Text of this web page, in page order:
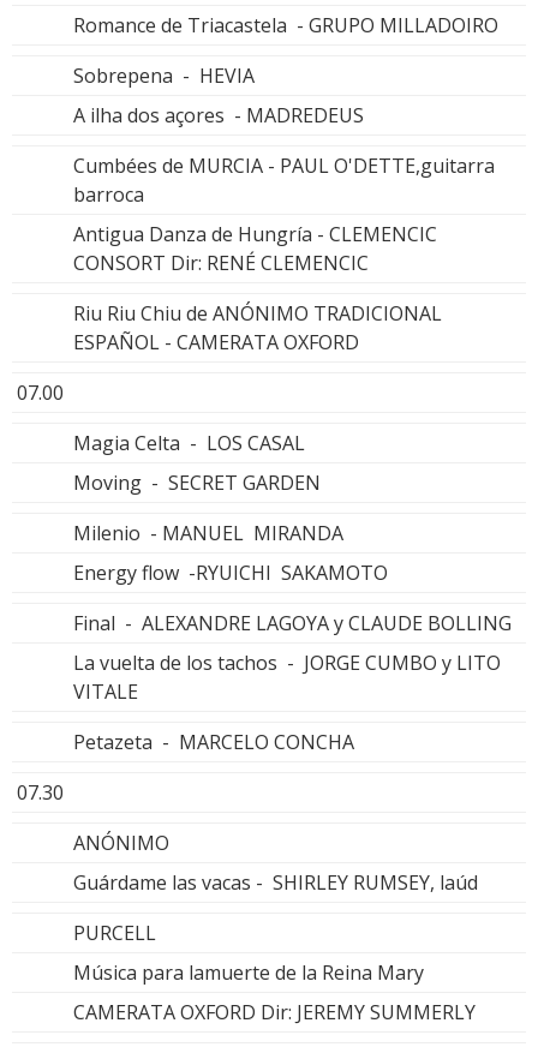
Romance de Triacastela - GRUPO MILLADOIRO
Sobrepena - HEVIA
A ilha dos açores - MADREDEUS
Cumbées de MURCIA - PAUL O'DETTE,guitarra
barroca
Antigua Danza de Hungría - CLEMENCIC
CONSORT Dir: RENÉ CLEMENCIC
Riu Riu Chiu de ANÓNIMO TRADICIONAL
ESPAÑOL - CAMERATA OXFORD
07.00
Magia Celta - LOS CASAL
Moving - SECRET GARDEN
Milenio - MANUEL MIRANDA
Energy flow -RYUICHI SAKAMOTO
Final - ALEXANDRE LAGOYA y CLAUDE BOLLING
La vuelta de los tachos - JORGE CUMBO y LITO
VITALE
Petazeta - MARCELO CONCHA
07.30
ANÓNIMO
Guárdame las vacas - SHIRLEY RUMSEY, laúd
PURCELL
Música para lamuerte de la Reina Mary
CAMERATA OXFORD Dir: JEREMY SUMMERLY